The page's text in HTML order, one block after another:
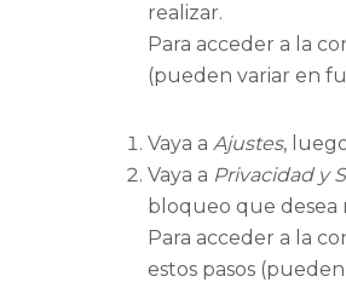
realizar.
Para acceder a la
(pueden variar en
Vaya a Ajustes,
Vaya a Privacidad y
bloqueo que desea
Para acceder a la
estos pasos